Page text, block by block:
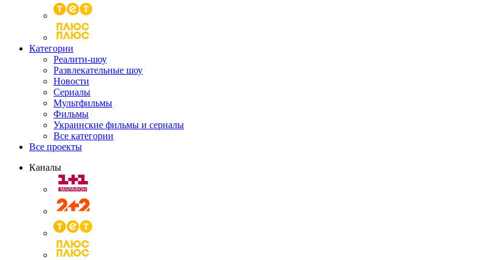
Категории
Реалити-шоу
Развлекательные шоу
Новости
Сериалы
Мультфильмы
Фильмы
Украинские фильмы и сериалы
Все категории
Все проекты
Каналы